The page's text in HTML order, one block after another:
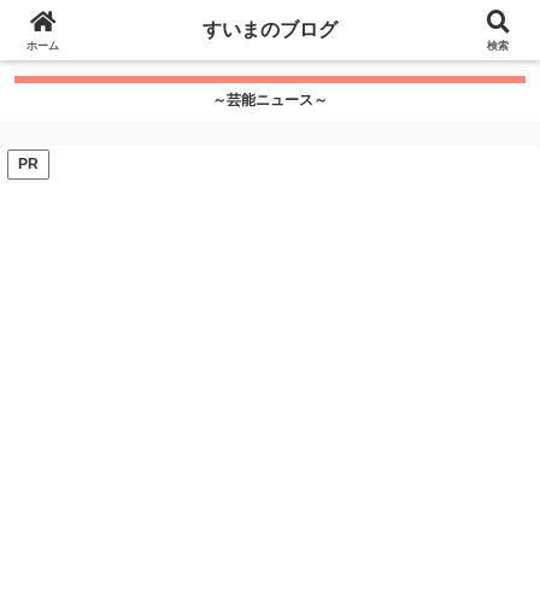
google.com, pub-7115624674097404, DIRECT,
f08c47fec0942fa0
～芸能ニュース～
PR
ホーム
すいまのブログ
検索